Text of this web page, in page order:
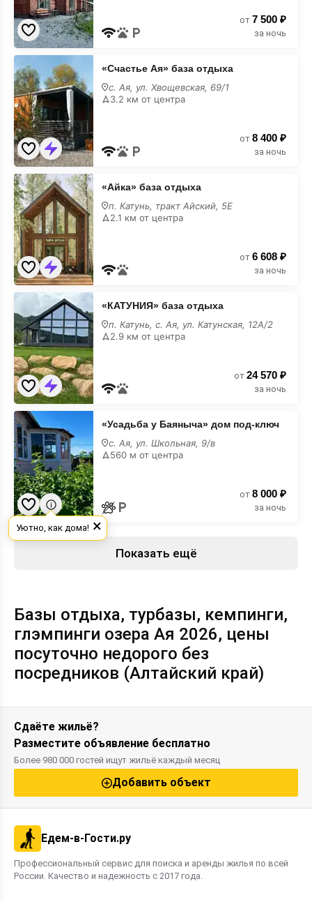
от 7 500 ₽
за ночь
«Счастье
Ая»
база
отдыха
«Счастье Ая» база отдыха
с. Ая, ул. Хвощевская, 69/1
3.2 км от центра
от 8 400 ₽
за ночь
«Айка»
база
отдыха
«Айка» база отдыха
п. Катунь, тракт Айский, 5Е
2.1 км от центра
от 6 608 ₽
за ночь
«КАТУНИЯ»
отдыха
«КАТУНИЯ» база отдыха
п. Катунь, с. Ая, ул. Катунская, 12А/2
2.9 км от центра
от 24 570 ₽
за ночь
«Усадьба
у
Баяныча»
дом
под-
ключ
«Усадьба у Баяныча» дом под-ключ
с. Ая, ул. Школьная, 9/в
560 м от центра
от 8 000 ₽
за ночь
Показать ещё
Базы отдыха, турбазы, кемпинги,
глэмпинги озера Ая 2026, цены
посуточно недорого без
посредников (Алтайский край)
Сдаёте жильё?
Разместите объявление бесплатно
Более 980 000 гостей ищут жильё каждый месяц
Добавить объект
Едем-в-Гости.ру
Профессиональный сервис для поиска и аренды жилья по всей
России. Качество и надежность с 2017 года.
×
Уютно, как дома!